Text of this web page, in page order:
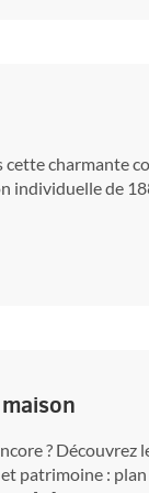
cette charmante
individuelle de
? Découvrez
patrimoine : plan